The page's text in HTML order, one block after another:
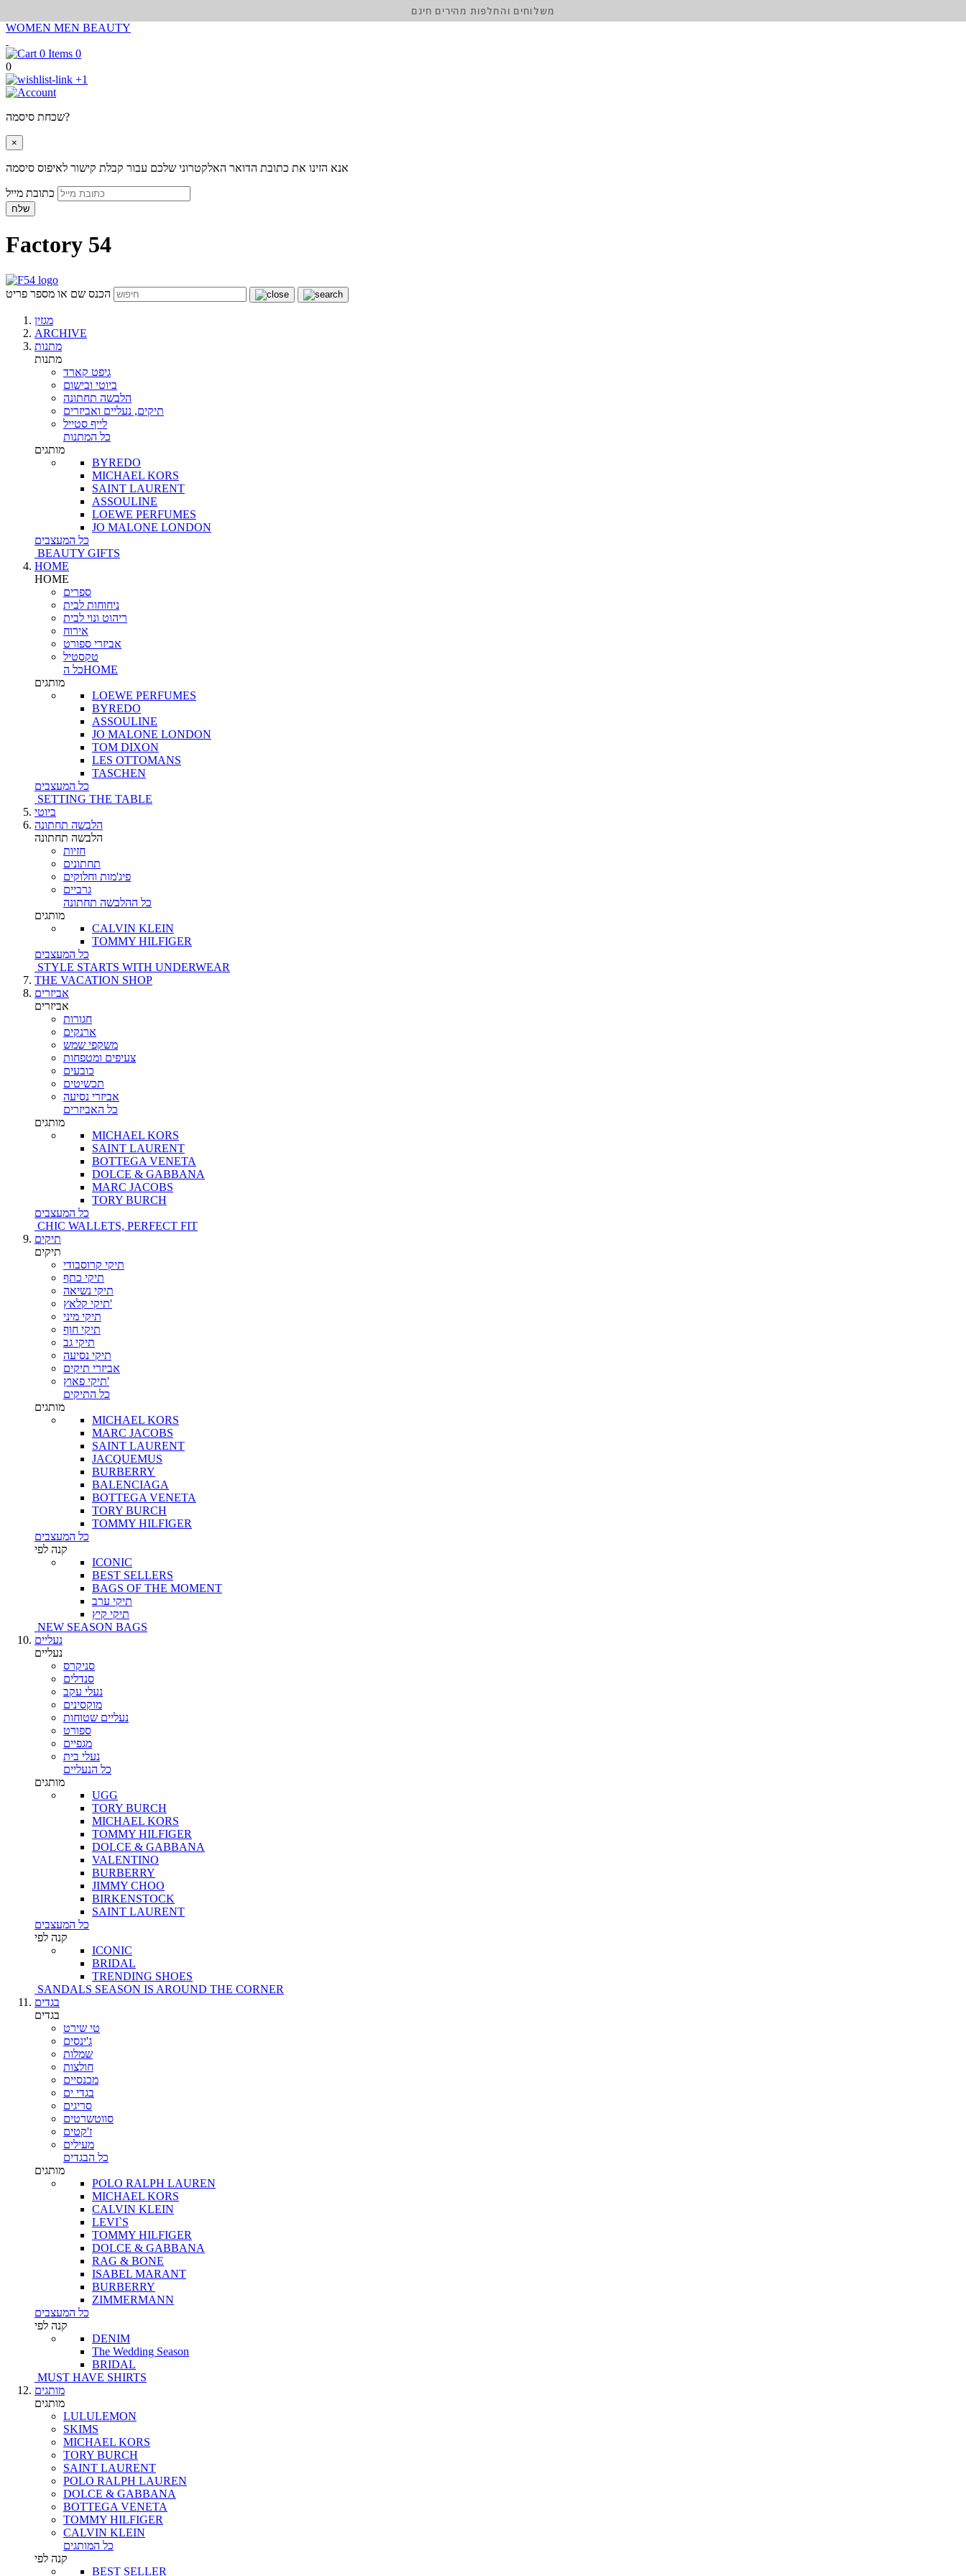
WOMEN MEN BEAUTY
0
0
+1
שכחת סיסמה?
×
אנא הזינו את כתובת הדואר האלקטרוני שלכם עבור קבלת קישור לאיפוס סיסמה
שלח
Factory 54
הכנס שם או מספר פריט
מגזין
ARCHIVE
מתנות
מתנות
גיפט קארד
ביוטי ובישום
הלבשה תחתונה
תיקים, נעליים ואביזרים
לייף סטייל
כל המתנות
מותגים
BYREDO
MICHAEL KORS
SAINT LAURENT
ASSOULINE
LOEWE PERFUMES
JO MALONE LONDON
כל המעצבים
BEAUTY GIFTS
HOME
HOME
ספרים
ניחוחות לבית
ריהוט ונוי לבית
אירוח
אביזרי ספורט
טקסטיל
כל הHOME
מותגים
LOEWE PERFUMES
BYREDO
ASSOULINE
JO MALONE LONDON
TOM DIXON
LES OTTOMANS
TASCHEN
כל המעצבים
SETTING THE TABLE
ביוטי
הלבשה תחתונה
הלבשה תחתונה
חזיות
תחתונים
פיג'מות וחלוקים
גרביים
כל ההלבשה תחתונה
מותגים
CALVIN KLEIN
TOMMY HILFIGER
כל המעצבים
STYLE STARTS WITH UNDERWEAR
THE VACATION SHOP
אביזרים
אביזרים
חגורות
ארנקים
משקפי שמש
צעיפים ומטפחות
כובעים
תכשיטים
אביזרי נסיעה
כל האביזרים
מותגים
MICHAEL KORS
SAINT LAURENT
BOTTEGA VENETA
DOLCE & GABBANA
MARC JACOBS
TORY BURCH
כל המעצבים
CHIC WALLETS, PERFECT FIT
תיקים
תיקים
תיקי קרוסבודי
תיקי כתף
תיקי נשיאה
תיקי קלאץ'
תיקי מיני
תיקי חוף
תיקי גב
תיקי נסיעה
אביזרי תיקים
תיקי פאוץ'
כל התיקים
מותגים
MICHAEL KORS
MARC JACOBS
SAINT LAURENT
JACQUEMUS
BURBERRY
BALENCIAGA
BOTTEGA VENETA
TORY BURCH
TOMMY HILFIGER
כל המעצבים
קנה לפי
ICONIC
BEST SELLERS
BAGS OF THE MOMENT
תיקי ערב
תיקי קיץ
NEW SEASON BAGS
נעליים
נעליים
סניקרס
סנדלים
נעלי עקב
מוקסינים
נעליים שטוחות
ספורט
מגפיים
נעלי בית
כל הנעליים
מותגים
UGG
TORY BURCH
MICHAEL KORS
TOMMY HILFIGER
DOLCE & GABBANA
VALENTINO
BURBERRY
JIMMY CHOO
BIRKENSTOCK
SAINT LAURENT
כל המעצבים
קנה לפי
ICONIC
BRIDAL
TRENDING SHOES
SANDALS SEASON IS AROUND THE CORNER
בגדים
בגדים
טי שירט
ג'ינסים
שמלות
חולצות
מכנסיים
בגדי ים
סריגים
סווטשרטים
ז'קטים
מעילים
כל הבגדים
מותגים
POLO RALPH LAUREN
MICHAEL KORS
CALVIN KLEIN
LEVI`S
TOMMY HILFIGER
DOLCE & GABBANA
RAG & BONE
ISABEL MARANT
BURBERRY
ZIMMERMANN
כל המעצבים
קנה לפי
DENIM
The Wedding Season
BRIDAL
MUST HAVE SHIRTS
מותגים
מותגים
LULULEMON
SKIMS
MICHAEL KORS
TORY BURCH
SAINT LAURENT
POLO RALPH LAUREN
DOLCE & GABBANA
BOTTEGA VENETA
TOMMY HILFIGER
CALVIN KLEIN
כל המותגים
קנה לפי
BEST SELLER
משלוחים והחלפות מהירים חינם